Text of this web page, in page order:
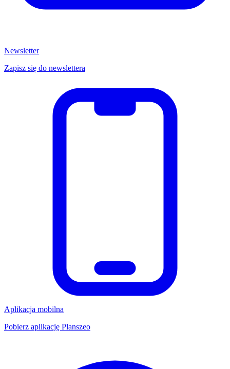
Newsletter
Zapisz się do newslettera
Aplikacja mobilna
Pobierz aplikację Planszeo